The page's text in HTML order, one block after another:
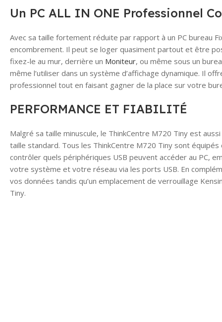
Un PC ALL IN ONE Professionnel
Avec sa taille fortement réduite par rapport à un PC bureau
encombrement. Il peut se loger quasiment partout et être
fixez-le au mur, derrière un Moniteur, ou même sous un
même l’utiliser dans un système d’affichage dynamique. Il
professionnel tout en faisant gagner de la place sur votre
PERFORMANCE ET FIABILITÉ
Malgré sa taille minuscule, le ThinkCentre M720 Tiny est
taille standard. Tous les ThinkCentre M720 Tiny sont
contrôler quels périphériques USB peuvent accéder au PC,
votre système et votre réseau via les ports USB. En
vos données tandis qu’un emplacement de verrouillage
Tiny.